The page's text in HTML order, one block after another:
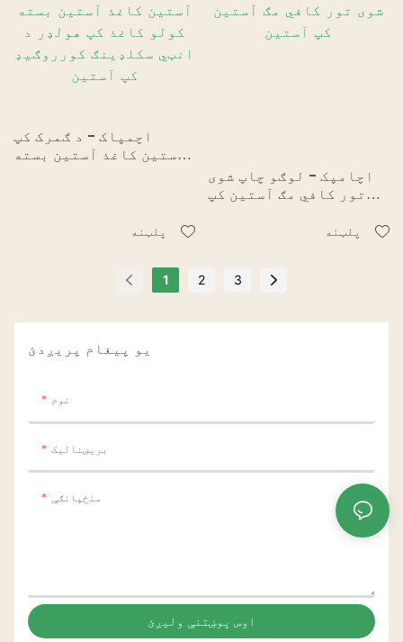
اچمپاک - د ګمرک کپ
آستین کاغذ آستین بسته
پلټنه
اچامپک - لوګو چاپ شوی
تور کافي مګ آستین کپ
پلټنه
1 2 3
یو پیغام پریږدئ
نوم
بریښنالیک
منځپانګې
اوس پوښتنې ولیږئ